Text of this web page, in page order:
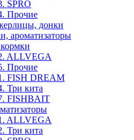
SPRO
Прочие
донки
ароматизаторы
ALLVEGA
Прочие
FISH DREAM
Три кита
FISHBAIT
ALLVEGA
Три кита